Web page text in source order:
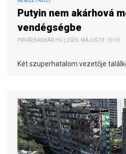
Putyin nem akárhová
vendégségbe
PRIVÁTBANKÁR.HU | 2026. MÁJUS 19. 19:13
Két szuperhatalom vezetője